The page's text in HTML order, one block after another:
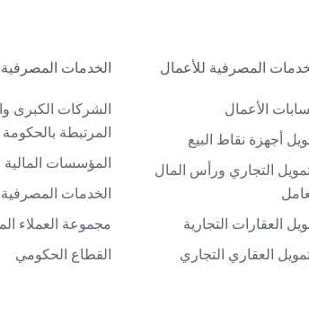
المصرفية للأعمال
الأعمال
أجهزة نقاط البيع
التجاري ورأس المال
العقارات التجارية
العقاري التجاري
الخدمات
الشركات الكبرى
المرتبطة بالحكومة
المؤسسات المالية
الخدمات المصرفية
مجموعة العملاء
القطاع الحكومي